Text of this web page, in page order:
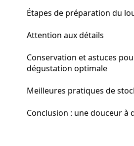
Étapes de préparation du
Attention aux détails
Conservation et astuces
dégustation optimale
Meilleures pratiques de
Conclusion : une douceur à